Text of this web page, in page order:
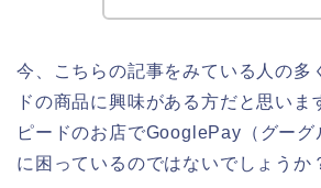
今、こちらの記事をみている人の多
ドの商品に興味がある方だと思いま
ピードのお店でGooglePay（グー
に困っているのではないでしょうか